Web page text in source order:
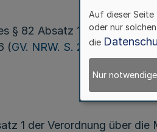
§ 82 Absatz 10 des
(GV. NRW. S. 278) geändert
1 der Verordnung über
Auf dieser Seite
oder nur
die
Nur